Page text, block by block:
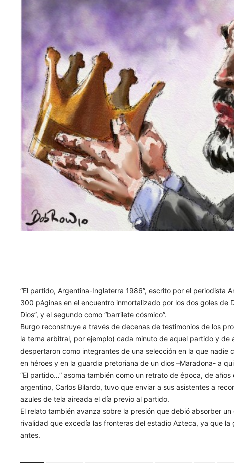
“El partido, Argentina-Inglaterra 1986”, escrito por el periodista
300 páginas en el encuentro inmortalizado por los dos goles de
Dios”, y el segundo como “barrilete cósmico”.
Burgo reconstruye a través de decenas de testimonios de los
la terna arbitral, por ejemplo) cada minuto de aquel partido y
despertaron como integrantes de una selección en la que
en héroes y en la guardia pretoriana de un dios –Maradona- a
“El partido…” asoma también como un retrato de época, de
argentino, Carlos Bilardo, tuvo que enviar a sus asistentes a
azules de tela aireada el día previo al partido.
El relato también avanza sobre la presión que debió absorber
rivalidad que excedía las fronteras del estadio Azteca, ya que
antes.